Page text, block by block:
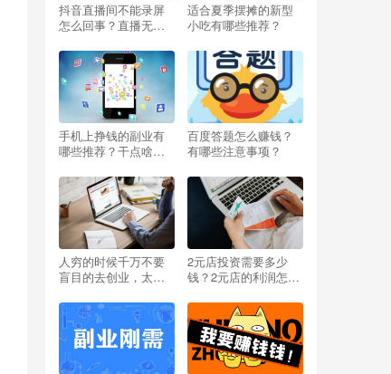
抖音直播间不能录屏
怎么回事？直播无法
适合夏季摆摊的新型
小吃有哪些推荐？
手机上挣钱的副业有
哪些推荐？干点啥能
百度答题怎么赚钱？
有哪些注意事项？
人穷的时候千万不要
盲目的去创业，太扎
2元店投资需要多少
钱？2元店的利润怎么
钱？